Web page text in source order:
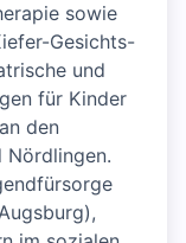
sowie
Gesichts-
und
für Kinder
den
Nördlingen.